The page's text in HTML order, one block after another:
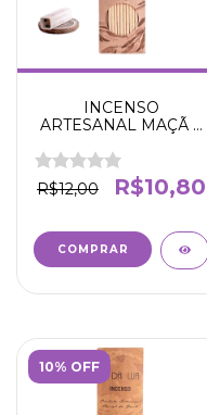
INCENSO
ARTESANAL MAÇÃ E
AFETO E
RELACIONAMENTOS
- N' DA LUA
R$12,00 R$10,80
10% OFF